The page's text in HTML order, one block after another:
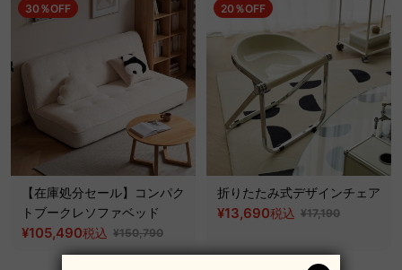
30％OFF
【在庫処分セール】コンパク
トブークレソファベッド
¥105,490税込 ¥150,790
20％OFF
折りたたみ式デザインチェア
¥13,690税込 ¥17,190